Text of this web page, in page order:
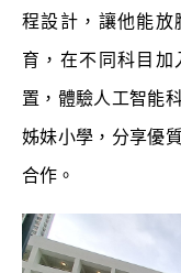
程設計，讓他能放
育，在不同科目加
置，體驗人工智能
姊妹小學，分享優
合作。